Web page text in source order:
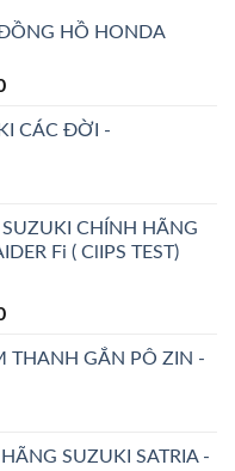
HỒ HONDA
Giá
tạiCÁC ĐỜI -
CHÍNH HÃNG
Fi ( ClIPS TEST)
Giá
tạiTHANH GẮN PÔ ZIN -
SUZUKI SATRIA -